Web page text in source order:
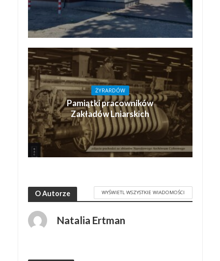
ŻYRARDÓW
Pamiątki pracowników
Zakładów Lniarskich
O Autorze WYŚWIETL WSZYSTKIE WIADOMOŚCI
Natalia Ertman